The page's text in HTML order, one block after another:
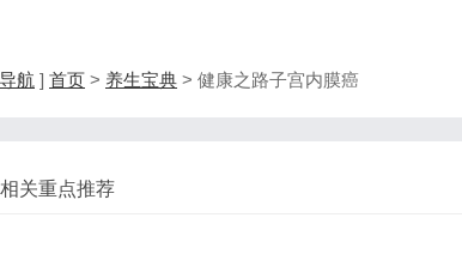
航 ] 首页 > 养生宝典 > 健康之路子宫内膜癌
关重点推荐